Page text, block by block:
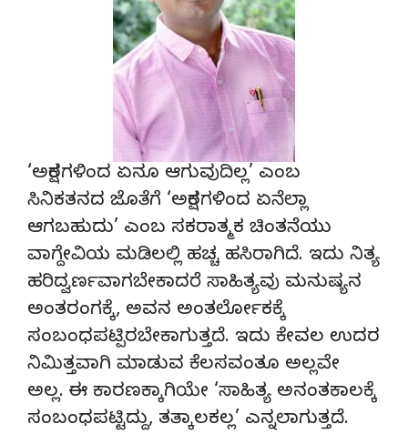
‘ಅಕ್ಷರಗಳಿಂದ ಏನೂ ಆಗುವುದಿಲ್ಲ’ ಎಂಬ
ಸಿನಿಕತನದ ಜೊತೆಗೆ ‘ಅಕ್ಷರಗಳಿಂದ ಏನೆಲ್ಲಾ
ಆಗಬಹುದು’ ಎಂಬ ಸಕರಾತ್ಮಕ ಚಿಂತನೆಯು
ವಾಗ್ದೇವಿಯ ಮಡಿಲಲ್ಲಿ ಹಚ್ಚ ಹಸಿರಾಗಿದೆ. ಇದು ನಿತ್ಯ
ಹರಿದ್ವರ್ಣವಾಗಬೇಕಾದರೆ ಸಾಹಿತ್ಯವು ಮನುಷ್ಯನ
ಅಂತರಂಗಕ್ಕೆ, ಅವನ ಅಂತರ್ಲೋಕಕ್ಕೆ
ಸಂಬಂಧಪಟ್ಪಿರಬೇಕಾಗುತ್ತದೆ. ಇದು ಕೇವಲ ಉದರ
ನಿಮಿತ್ತವಾಗಿ ಮಾಡುವ ಕೆಲಸವಂತೂ ಅಲ್ಲವೇ
ಅಲ್ಲ. ಈ ಕಾರಣಕ್ಕಾಗಿಯೇ ‘ಸಾಹಿತ್ಯ ಅನಂತಕಾಲಕ್ಕೆ
ಸಂಬಂಧಪಟ್ಟಿದ್ದು, ತತ್ಕಾಲಕಲ್ಲ’ ಎನ್ನಲಾಗುತ್ತದೆ.